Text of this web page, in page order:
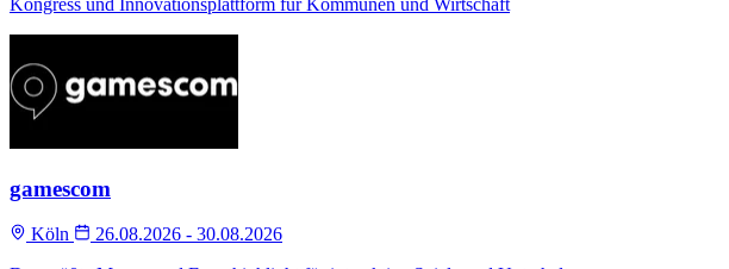
Kongress und Innovationsplattform für Kommunen und Wirtschaft
gamescom
Köln
26.08.2026 - 30.08.2026